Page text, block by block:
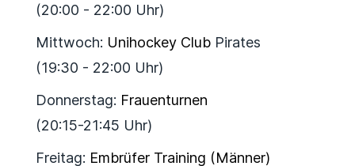
(20:00 - 22:00 Uhr)
Mittwoch: Unihockey ClubPirates
(19:30 - 22:00 Uhr)
Donnerstag: Frauenturnen
(20:15-21:45 Uhr)
Freitag: Embrüfer Training (Männer)